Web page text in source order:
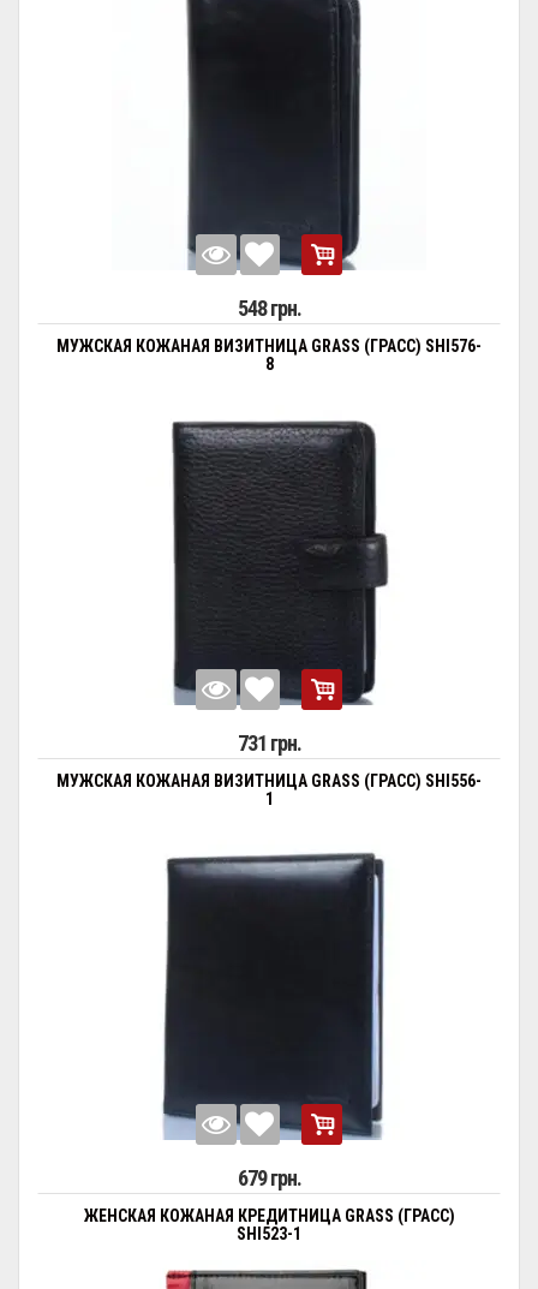
548 грн.
МУЖСКАЯ КОЖАНАЯ ВИЗИТНИЦА GRASS (ГРАСС) SHI576-
8
731 грн.
МУЖСКАЯ КОЖАНАЯ ВИЗИТНИЦА GRASS (ГРАСС) SHI556-
1
679 грн.
ЖЕНСКАЯ КОЖАНАЯ КРЕДИТНИЦА GRASS (ГРАСС)
SHI523-1